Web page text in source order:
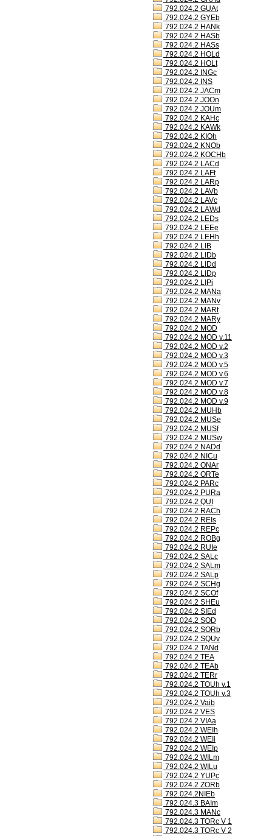
792.024.2 GUAt
792.024.2 GYEb
792.024.2 HANk
792.024.2 HASb
792.024.2 HASs
792.024.2 HOLd
792.024.2 HOLt
792.024.2 INGc
792.024.2 INS
792.024.2 JACm
792.024.2 JOOn
792.024.2 JOUm
792.024.2 KAHc
792.024.2 KAWk
792.024.2 KIOh
792.024.2 KNOb
792.024.2 KOCHb
792.024.2 LACd
792.024.2 LAFt
792.024.2 LARp
792.024.2 LAVb
792.024.2 LAVc
792.024.2 LAWd
792.024.2 LEDs
792.024.2 LEEe
792.024.2 LEHh
792.024.2 LIB
792.024.2 LIDb
792.024.2 LIDd
792.024.2 LIDp
792.024.2 LIPi
792.024.2 MANa
792.024.2 MANv
792.024.2 MARt
792.024.2 MARy
792.024.2 MOD
792.024.2 MOD v.11
792.024.2 MOD v.2
792.024.2 MOD v.3
792.024.2 MOD v.5
792.024.2 MOD v.6
792.024.2 MOD v.7
792.024.2 MOD v.8
792.024.2 MOD v.9
792.024.2 MUHb
792.024.2 MUSe
792.024.2 MUSf
792.024.2 MUSw
792.024.2 NADd
792.024.2 NICu
792.024.2 ONAr
792.024.2 ORTe
792.024.2 PARc
792.024.2 PURa
792.024.2 QUI
792.024.2 RACh
792.024.2 REIs
792.024.2 REPc
792.024.2 ROBg
792.024.2 RUIe
792.024.2 SALc
792.024.2 SALm
792.024.2 SALp
792.024.2 SCHg
792.024.2 SCOf
792.024.2 SHEu
792.024.2 SIEd
792.024.2 SOD
792.024.2 SORb
792.024.2 SQUv
792.024.2 TANd
792.024.2 TEA
792.024.2 TEAb
792.024.2 TERr
792.024.2 TOUh v.1
792.024.2 TOUh v.3
792.024.2 Vaib
792.024.2 VES
792.024.2 VIAa
792.024.2 WEIh
792.024.2 WEIi
792.024.2 WEIp
792.024.2 WILm
792.024.2 WILu
792.024.2 YUPc
792.024.2 ZORb
792.024.2NIEb
792.024.3 BAIm
792.024.3 MANc
792.024.3 TORc V 1
792.024.3 TORc V 2